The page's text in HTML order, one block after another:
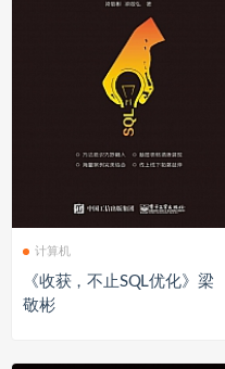
计算机
《收获，不止SQL优化》梁
敬彬